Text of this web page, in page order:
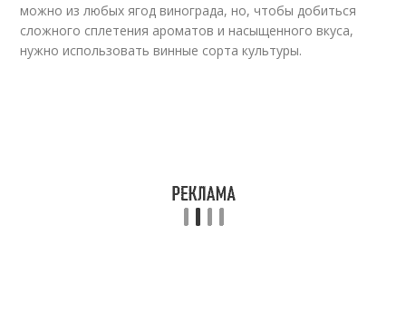
можно из любых ягод винограда, но, чтобы добиться
сложного сплетения ароматов и насыщенного вкуса,
нужно использовать винные сорта культуры.